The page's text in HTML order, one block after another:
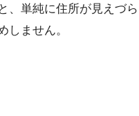
、単純に住所が見えづら
しません。